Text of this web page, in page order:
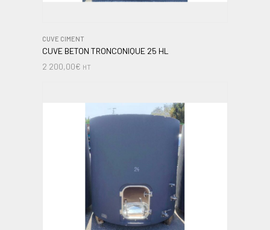
CUVE CIMENT
CUVE BETON TRONCONIQUE 25 HL
2 200,00€ HT